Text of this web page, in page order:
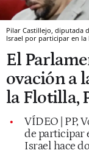
Pilar Castillejo, diputada
Israel por participar en la
El
ovación a
la Flotilla,
VÍDEO | PP,
de participar
Israel hace